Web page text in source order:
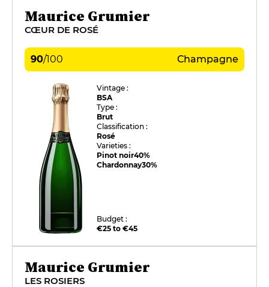
Maurice Grumier
CŒUR DE ROSÉ
90/100 Champagne
Vintage :
BSA
Type :
Brut
Classification :
Rosé
Varieties :
Pinot noir40%
Chardonnay30%
Budget :
€25 to €45
Maurice Grumier
LES ROSIERS